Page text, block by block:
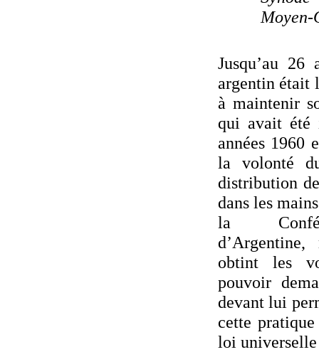
Jusqu’au 26
argentin était
à maintenir
qui avait été
années 1960
la volonté
distribution
dans les
la
obtint les
pouvoir
devant lui
cette
loi